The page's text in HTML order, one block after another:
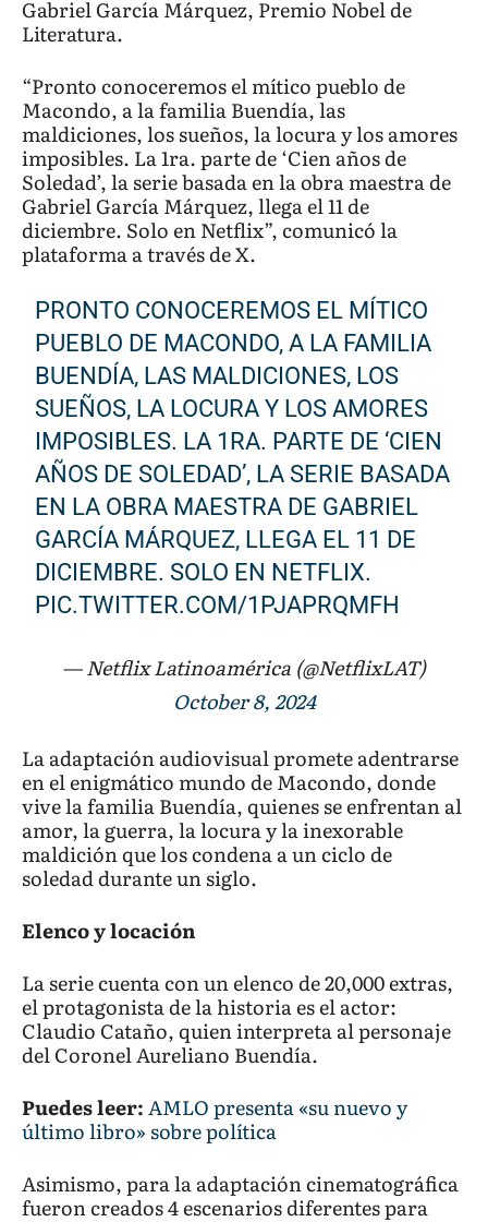
Gabriel García Márquez, Premio Nobel de
Literatura.
“Pronto conoceremos el mítico pueblo de
Macondo, a la familia Buendía, las
maldiciones, los sueños, la locura y los amores
imposibles. La 1ra. parte de ‘Cien años de
Soledad’, la serie basada en la obra maestra de
Gabriel García Márquez, llega el 11 de
diciembre. Solo en Netflix”, comunicó la
plataforma a través de X.
PRONTO CONOCEREMOS EL MÍTICO
PUEBLO DE MACONDO, A LA FAMILIA
BUENDÍA, LAS MALDICIONES, LOS
SUEÑOS, LA LOCURA Y LOS AMORES
IMPOSIBLES. LA 1RA. PARTE DE ‘CIEN
AÑOS DE SOLEDAD’, LA SERIE BASADA
EN LA OBRA MAESTRA DE GABRIEL
GARCÍA MÁRQUEZ, LLEGA EL 11 DE
DICIEMBRE. SOLO EN NETFLIX.
PIC.TWITTER.COM/1PJAPRQMFH
— Netflix Latinoamérica (@NetflixLAT)
October 8, 2024
La adaptación audiovisual promete adentrarse
en el enigmático mundo de Macondo, donde
vive la familia Buendía, quienes se enfrentan al
amor, la guerra, la locura y la inexorable
maldición que los condena a un ciclo de
soledad durante un siglo.
Elenco y locación
La serie cuenta con un elenco de 20,000 extras,
el protagonista de la historia es el actor:
Claudio Cataño, quien interpreta al personaje
del Coronel Aureliano Buendía.
Puedes leer:AMLO presenta «su nuevo y
último libro» sobre política
Asimismo, para la adaptación cinematográfica
fueron creados 4 escenarios diferentes para